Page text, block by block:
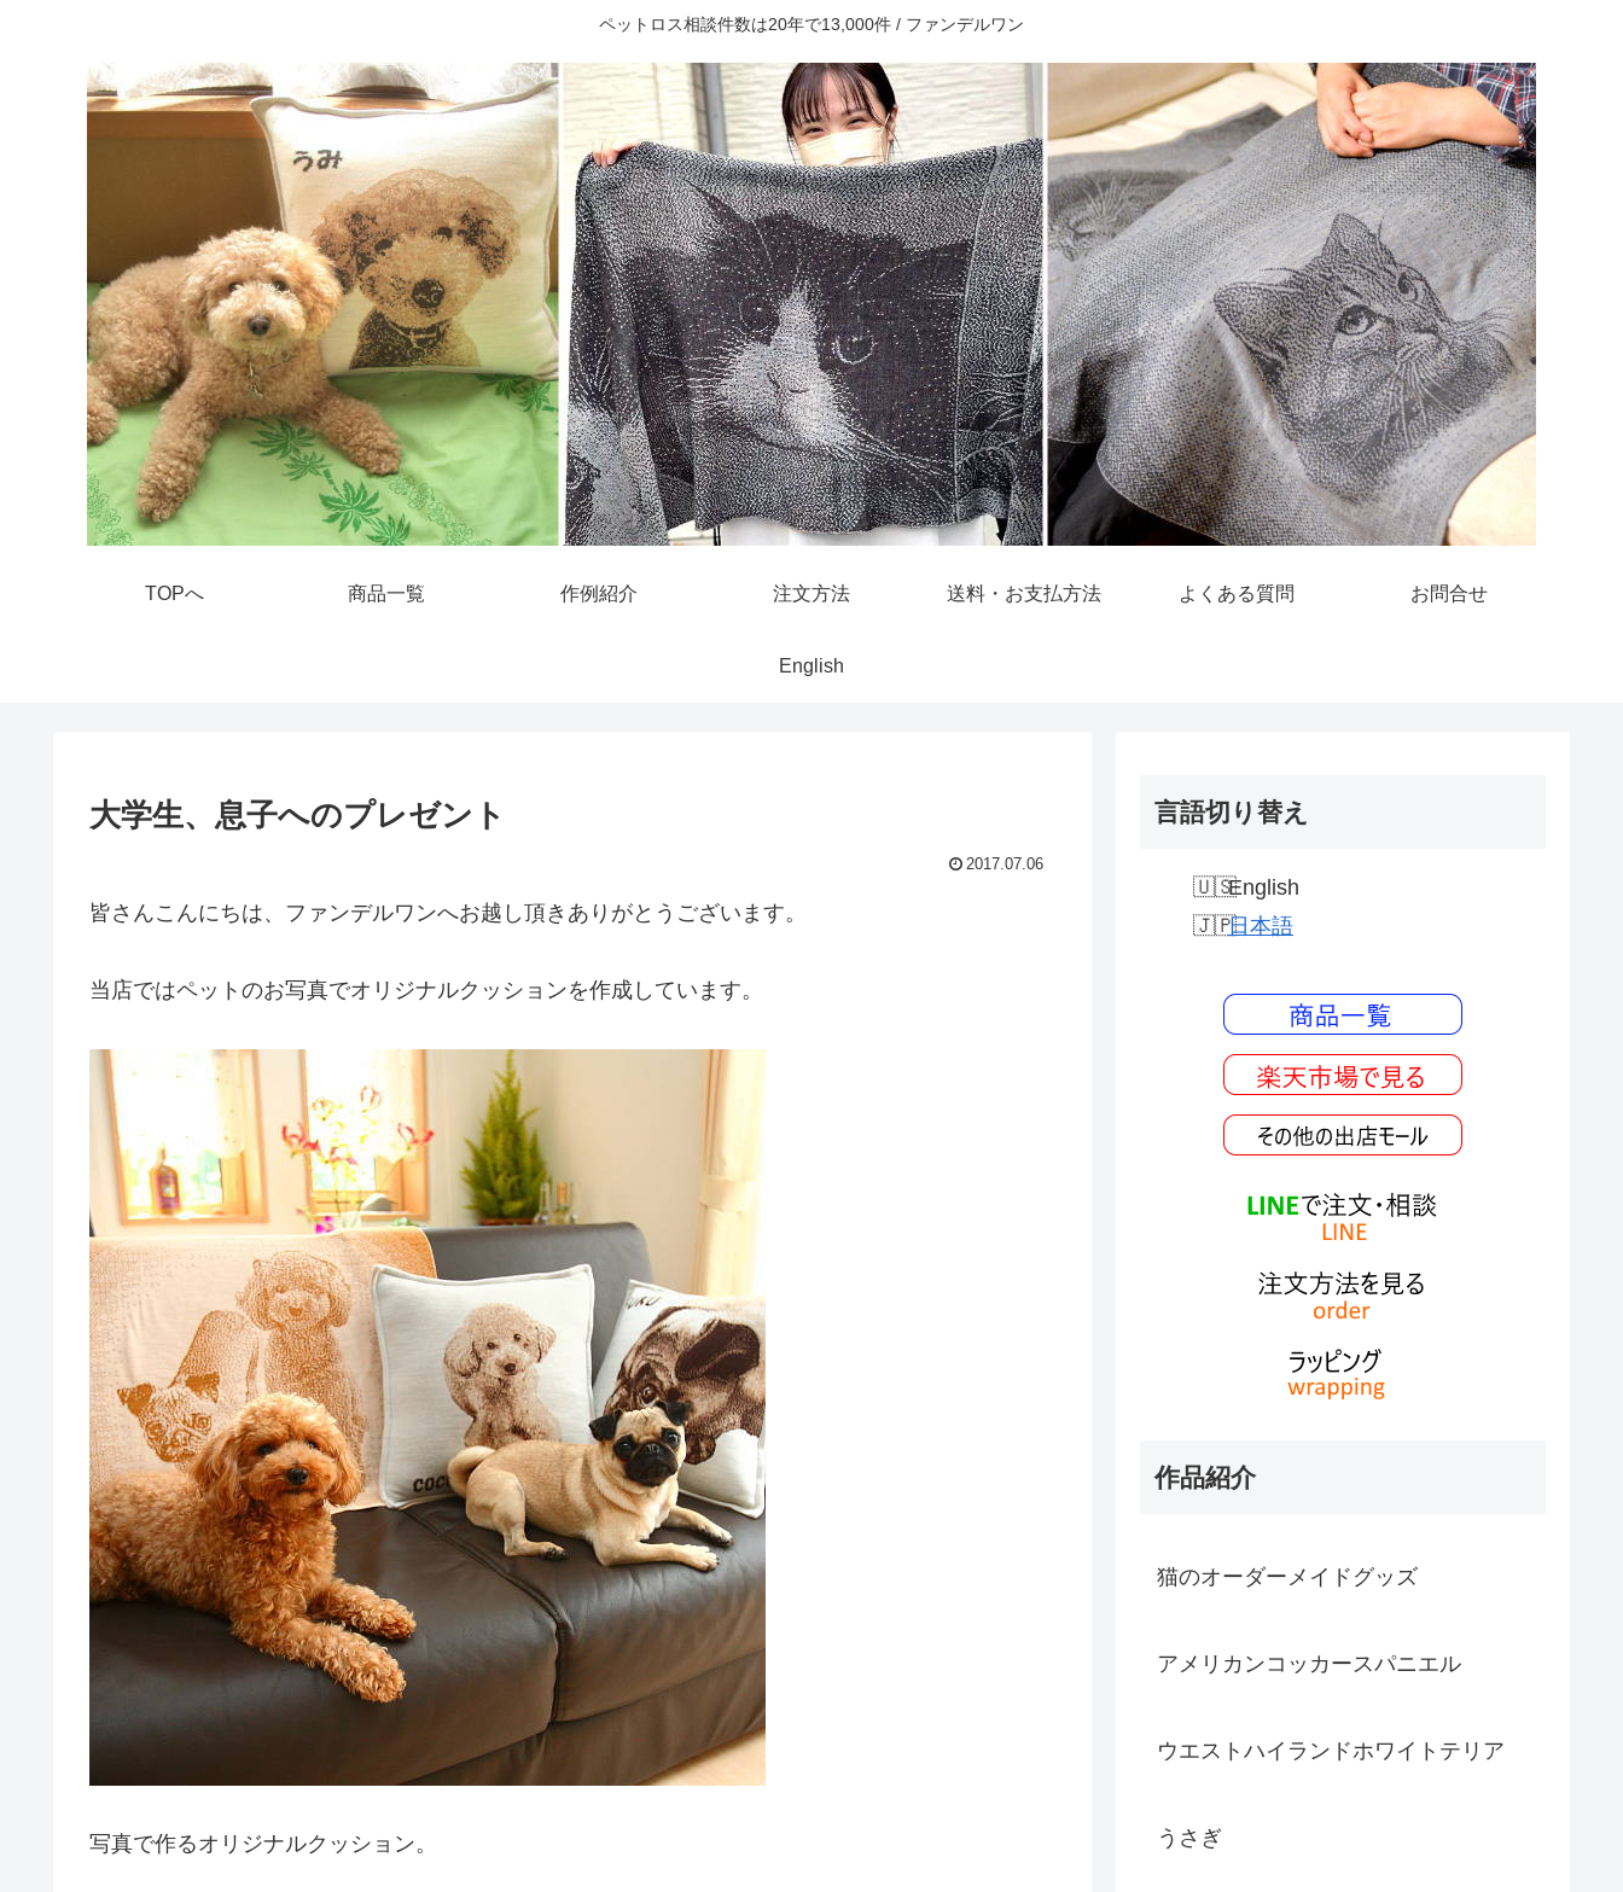
ペットロス相談件数は20年で13,000件 / ファンデルワン
TOPへ 商品一覧 作例紹介 注文方法 送料・お支払方法 よくある質問 お問合せ
English
大学生、息子へのプレゼント
2017.07.06
皆さんこんにちは、ファンデルワンへお越し頂きありがとうございます。
当店ではペットのお写真でオリジナルクッションを作成しています。
写真で作るオリジナルクッション。
言語切り替え
English
日本語
作品紹介
猫のオーダーメイドグッズ
アメリカンコッカースパニエル
ウエストハイランドホワイトテリア
うさぎ